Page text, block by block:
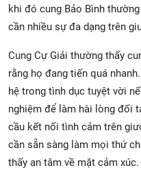
khi đó cung Bảo Bình
cần nhiều sự đa dạng trên
Cung Cự Giải thường thấy
rằng họ đang tiến quá
hệ trong tình dục tuyệt vời
nghiệm để làm hài lòng đối
cầu kết nối tình cảm trên
cần sẵn sàng làm mọi thứ
thấy an tâm về mặt cảm xúc.